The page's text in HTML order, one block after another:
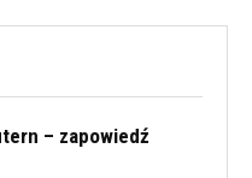
– zapowiedź